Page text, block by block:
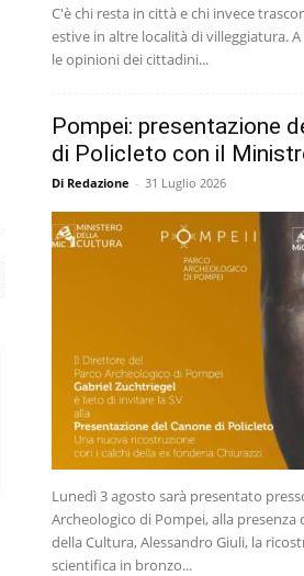
C'è chi resta in città e chi invece
estive in altre località di villeggiatura. A
le opinioni dei cittadini...
Pompei: presentazione
di Policleto con il
Di Redazione - 31 Luglio 2026
Lunedì 3 agosto sarà presentato
Archeologico di Pompei, alla presenza
della Cultura, Alessandro Giuli, la
scientifica in bronzo...